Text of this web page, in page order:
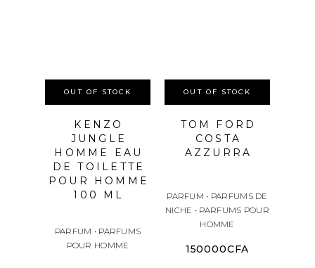
OUT OF STOCK
KENZO
JUNGLE
HOMME EAU
DE TOILETTE
POUR HOMME
100 ML
PARFUM • PARFUMS
POUR HOMME
OUT OF STOCK
TOM FORD
COSTA
AZZURRA
PARFUM • PARFUMS DE
NICHE • PARFUMS POUR
HOMME
150000CFA